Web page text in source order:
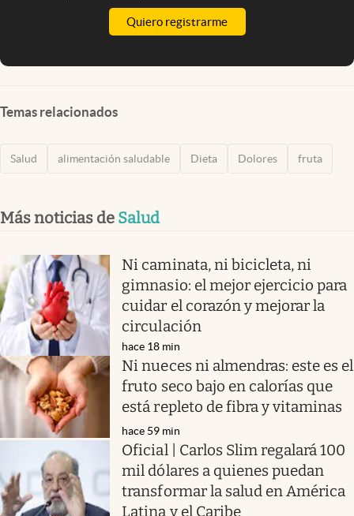
Quiero registrarme
Temas relacionados
Salud alimentación saludable Dieta Dolores fruta
Más noticias de Salud
Ni caminata, ni bicicleta, ni
gimnasio: el mejor ejercicio para
cuidar el corazón y mejorar la
circulación
hace 18 min
Ni nueces ni almendras: este es el
fruto seco bajo en calorías que
está repleto de fibra y vitaminas
hace 59 min
Oficial | Carlos Slim regalará 100
mil dólares a quienes puedan
transformar la salud en América
Latina y el Caribe